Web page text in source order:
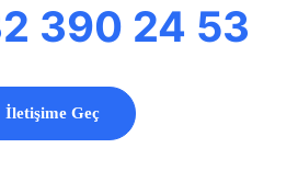
390 24 53
İletişime Geç